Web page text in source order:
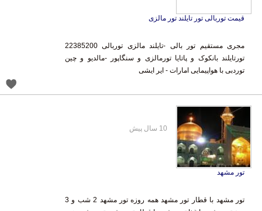
قیمت توربالی تور تایلند تور مالزی
مجری مستقیم تور بالی -تایلند مالزی توربالی 22385200
تورتایلند بانکوک و پاتایا تورمالزی و سنگاپور -مالدیو و چین
توردبی با هواپیمایی امارات - ایر ایشی
تور مشهد
تور مشهد با قطار تور مشهد همه روزه تور مشهد 2 شب و 3
روز تور مشهد با غذا تور مشهد با قطار تور مشهد تور مشهد همه
10 سال پیش